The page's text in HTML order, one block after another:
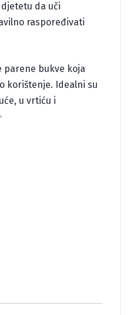
da uči
raspoređivati
parene bukve koja
korištenje. Idealni su
u vrtiću i